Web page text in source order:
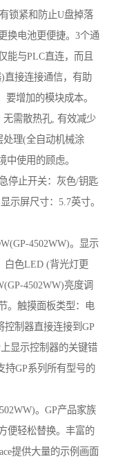
锁紧和防止U盘掉落
换电池更便捷。3个通
能与PLC直连，而且
直接连接通信，有助
增加的模块成本。
需散热孔, 有效减少
处理(全自动机械涂
使用的顾虑。
停止开关：灰色/钥匙
示屏尺寸：5.7英寸。
4502WW)。显示
白色LED (背光灯更
4502WW)亮度调
。触摸面板类型：电
控制器直接连接到GP
显示控制器的关键错
持GP系列所有型号的
。GP产品家族
便轻松替换。丰富的
提供大量的示例画面